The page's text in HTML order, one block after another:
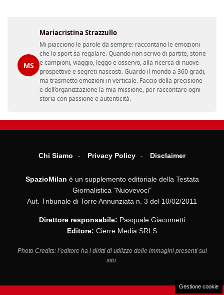
MS
Mariacristina Strazzullo
Mi piacciono le parole da sempre: raccontano le emozioni
che lo sport sa regalare. Quando non scrivo di partite, storie
e campioni, viaggio, leggo e osservo, alla ricerca di nuove
prospettive e segreti nascosti. Guardo il mondo a 360 gradi,
ma trasmetto emozioni in verticale. Faccio della precisione
e dell’organizzazione la mia missione, per raccontare ogni
storia con passione e autenticità.
Chi Siamo Privacy Policy Disclaimer
SpazioMilan è un supplemento editoriale della Testata
Giornalistica "Nuovevoci"
Aut. Tribunale di Torre Annunziata n. 3 del 10/02/2011
Direttore responsabile: Pasquale Giacometti
Editore: Cierre Media SRLS
Photo Credits: l’editore ha i diritti di utilizzo delle immagini presenti sul
sito.
Gestione cookie